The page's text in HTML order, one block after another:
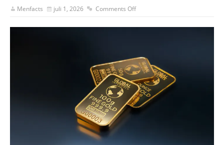
Menfacts juli 1, 2026 Comments Off